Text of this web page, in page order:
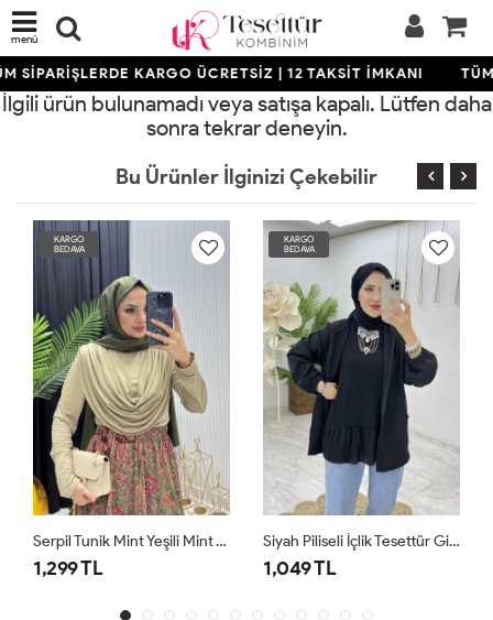
menü
SİPARİŞLERDE KARGO ÜCRETSİZ | 12 TAKSİT İMKANI
İlgili ürün bulunamadı veya satışa kapalı. Lütfen daha
sonra tekrar deneyin.
Bu Ürünler İlginizi Çekebilir
KARGO
BEDAVA
Serpil Tunik Mint Yeşili Mint Yeşili
1,299 TL
KARGO
BEDAVA
Siyah Piliseli İçlik Tesettür Giyim
1,049 TL